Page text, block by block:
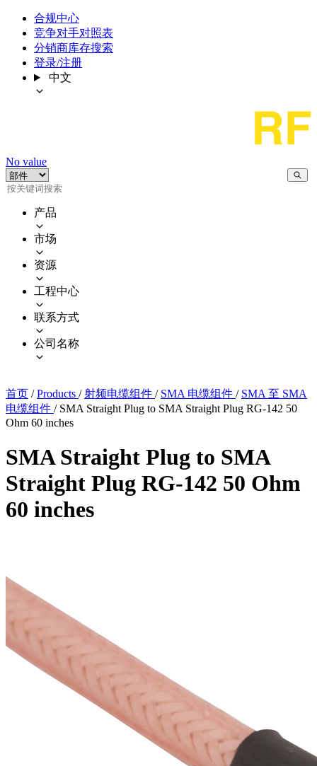
合规中心
竞争对手对照表
分销商库存搜索
登录/注册
中文
No value
产品
市场
资源
工程中心
联系方式
公司名称
首页 / Products / 射频电缆组件 / SMA 电缆组件 / SMA 至 SMA
电缆组件 / SMA Straight Plug to SMA Straight Plug RG-142 50
Ohm 60 inches
SMA Straight Plug to SMA
Straight Plug RG-142 50 Ohm
60 inches